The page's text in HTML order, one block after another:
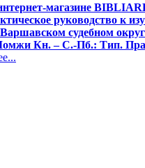
магазине
руководство к
Варшавском судебном
Кн. – С.-Пб.: Тип.